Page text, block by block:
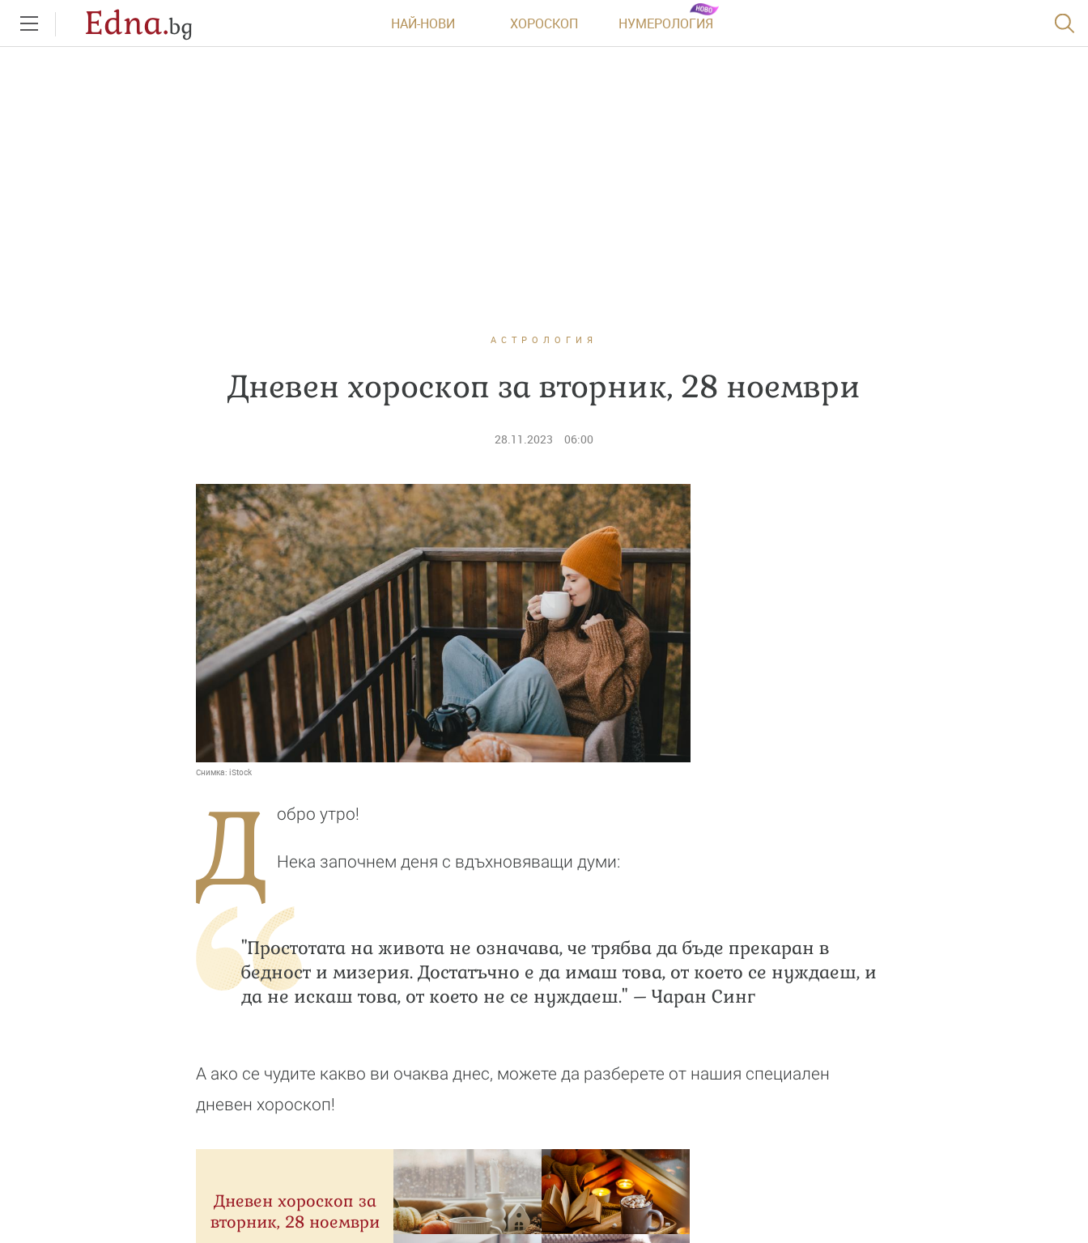
Edna.bg НАЙ-НОВИ ХОРОСКОП НУМЕРОЛОГИЯ
АСТРОЛОГИЯ
Дневен хороскоп за вторник, 28 ноември
28.11.2023 06:00
Снимка: iStock
Д обро утро!
Нека започнем деня с вдъхновяващи думи:
"Простотата на живота не означава, че трябва да бъде прекаран в
бедност и мизерия. Достатъчно е да имаш това, от което се нуждаеш, и
да не искаш това, от което не се нуждаеш." – Чаран Синг
А ако се чудите какво ви очаква днес, можете да разберете от нашия специален
дневен хороскоп!
Дневен хороскоп за
вторник, 28 ноември